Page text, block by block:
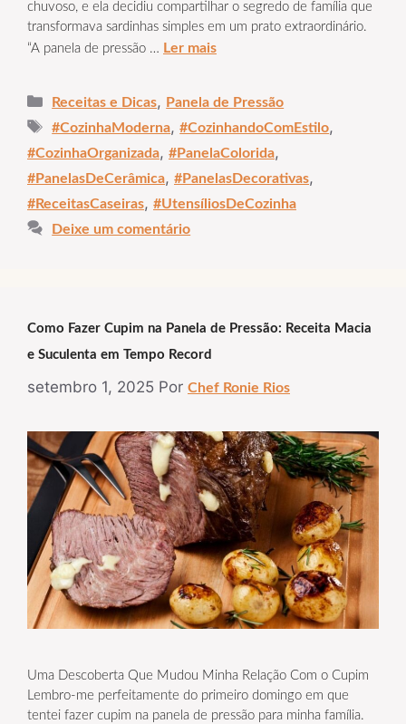
chuvoso, e ela decidiu compartilhar o segredo de família que
transformava sardinhas simples em um prato extraordinário.
“A panela de pressão … Ler mais
Categorias
Receitas e Dicas, Panela de Pressão
Tags
#CozinhaModerna,#CozinhandoComEstilo,
#CozinhaOrganizada, #PanelaColorida,
#PanelasDeCerâmica, #PanelasDecorativas,
#ReceitasCaseiras, #UtensíliosDeCozinha
Deixe um comentário
Como Fazer Cupim na Panela de Pressão: Receita Macia
e Suculenta em Tempo Record
setembro 1, 2025 Por Chef Ronie Rios
Uma Descoberta Que Mudou Minha Relação Com o Cupim
Lembro-me perfeitamente do primeiro domingo em que
tentei fazer cupim na panela de pressão para minha família.